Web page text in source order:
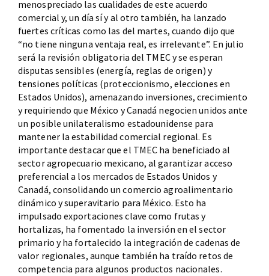
menospreciado las cualidades de este acuerdo
comercial y, un día sí y al otro también, ha lanzado
fuertes críticas como las del martes, cuando dijo que
“no tiene ninguna ventaja real, es irrelevante”. En julio
será la revisión obligatoria del TMEC y se esperan
disputas sensibles (energía, reglas de origen) y
tensiones políticas (proteccionismo, elecciones en
Estados Unidos), amenazando inversiones, crecimiento
y requiriendo que México y Canadá negocien unidos ante
un posible unilateralismo estadounidense para
mantener la estabilidad comercial regional. Es
importante destacar que el TMEC ha beneficiado al
sector agropecuario mexicano, al garantizar acceso
preferencial a los mercados de Estados Unidos y
Canadá, consolidando un comercio agroalimentario
dinámico y superavitario para México. Esto ha
impulsado exportaciones clave como frutas y
hortalizas, ha fomentado la inversión en el sector
primario y ha fortalecido la integración de cadenas de
valor regionales, aunque también ha traído retos de
competencia para algunos productos nacionales.